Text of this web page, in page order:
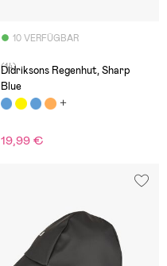
10 VERFÜGBAR
(14)
Didriksons Regenhut, Sharp
Blue
19,99 €